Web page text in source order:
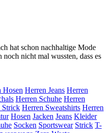
hat schon nachhaltige Mode
noch nicht mal wussten, dass es
Hosen Herren Jeans Herren
Herren Schuhe Herren
Strick Herren Sweatshirts Herren
Hosen Jacken Jeans Kleider
Socken Sportswear Strick T-